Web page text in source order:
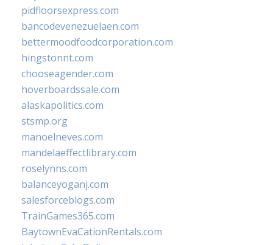
pidfloorsexpress.com
bancodevenezuelaen.com
bettermoodfoodcorporation.com
hingstonnt.com
chooseagender.com
hoverboardssale.com
alaskapolitics.com
stsmp.org
manoelneves.com
mandelaeffectlibrary.com
roselynns.com
balanceyoganj.com
salesforceblogs.com
TrainGames365.com
BaytownEvaCationRentals.com